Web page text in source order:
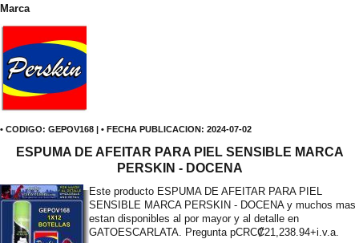
Marca
• CODIGO: GEPOV168 | • FECHA PUBLICACION: 2024-07-02
ESPUMA DE AFEITAR PARA PIEL SENSIBLE MARCA
PERSKIN - DOCENA
Este producto ESPUMA DE AFEITAR PARA PIEL
SENSIBLE MARCA PERSKIN - DOCENA y muchos mas
estan disponibles al por mayor y al detalle en
GATOESCARLATA. Pregunta pCRC₡21,238.94+i.v.a.